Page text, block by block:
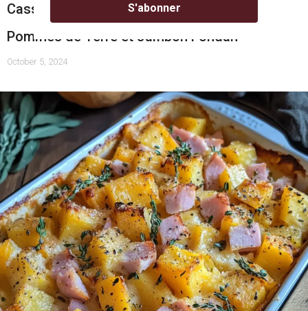
Casserole Réconfortante : Duo Butternut-
Pommes de Terre et Jambon Fondan
October 5, 2024
S'abonner